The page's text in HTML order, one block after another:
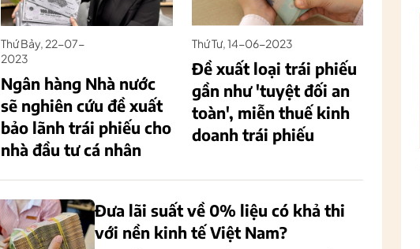
Thứ Bảy, 22-07-
2023
Ngân hàng Nhà nước
sẽ nghiên cứu đề xuất
bảo lãnh trái phiếu cho
nhà đầu tư cá nhân
Thứ Tư, 14-06-2023
Đề xuất loại trái phiếu
gần như 'tuyệt đối an
toàn', miễn thuế kinh
doanh trái phiếu
Đưa lãi suất về 0% liệu có khả thi
với nền kinh tế Việt Nam?